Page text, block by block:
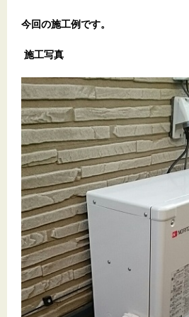
今回の施工例です。
施工写真